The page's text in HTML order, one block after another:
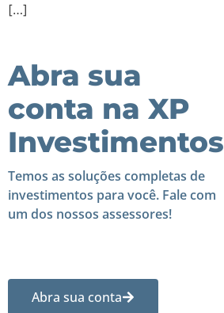
[…]
Abra sua
conta na XP
Investimentos
Temos as soluções completas de
investimentos para você. Fale com
um dos nossos assessores!
Abra sua conta